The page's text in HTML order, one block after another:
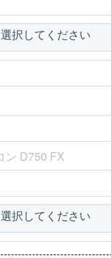
選択してください
選択してください